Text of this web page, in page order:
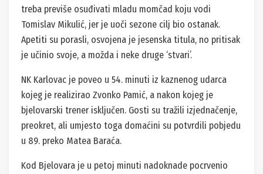
treba previše osuđivati mladu momčad koju vodi
Tomislav Mikulić, jer je uoči sezone cilj bio ostanak.
Apetiti su porasli, osvojena je jesenska titula, no pritisak
je učinio svoje, a možda i neke druge ‘stvari’.
NK Karlovac je poveo u 54. minuti iz kaznenog udarca
kojeg je realizirao Zvonko Pamić, a nakon kojeg je
bjelovarski trener isključen. Gosti su tražili izjednačenje,
preokret, ali umjesto toga domaćini su potvrdili pobjedu
u 89. preko Matea Baraća.
Kod Bjelovara je u petoj minuti nadoknade pocrvenio